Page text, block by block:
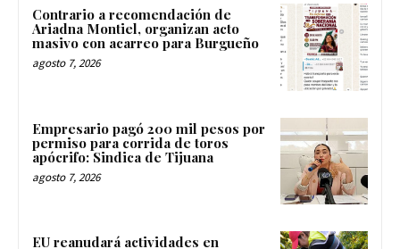
Contrario a recomendación de
Ariadna Montiel, organizan acto
masivo con acarreo para Burgueño
agosto 7, 2026
Empresario pagó 200 mil pesos por
permiso para corrida de toros
apócrifo: Sindica de Tijuana
agosto 7, 2026
EU reanudará actividades en